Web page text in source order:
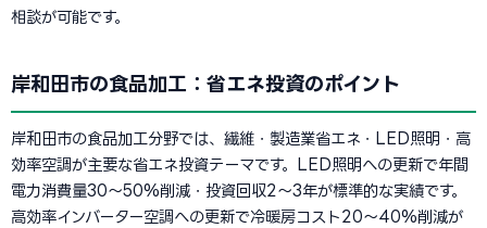
相談が可能です。
岸和田市の食品加工：省エネ投資のポイント
岸和田市の食品加工分野では、繊維・製造業省エネ・LED照明・高
効率空調が主要な省エネ投資テーマです。LED照明への更新で年間
電力消費量30〜50%削減・投資回収2〜3年が標準的な実績です。
高効率インバーター空調への更新で冷暖房コスト20〜40%削減が